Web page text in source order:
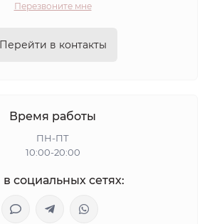
Перезвоните мне
Перейти в контакты
Время работы
ПН-ПТ
10:00-20:00
социальных сетях: